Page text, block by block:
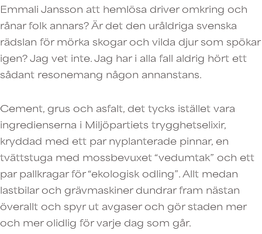
Emmali Jansson att hemlösa driver omkring och
rånar folk annars? Är det den uråldriga svenska
rädslan för mörka skogar och vilda djur som spökar
igen? Jag vet inte. Jag har i alla fall aldrig hört ett
sådant resonemang någon annanstans.
Cement, grus och asfalt, det tycks istället vara
ingredienserna i Miljöpartiets trygghetselixir,
kryddad med ett par nyplanterade pinnar, en
tvättstuga med mossbevuxet “vedumtak” och ett
par pallkragar för “ekologisk odling”. Allt medan
lastbilar och grävmaskiner dundrar fram nästan
överallt och spyr ut avgaser och gör staden mer
och mer olidlig för varje dag som går.